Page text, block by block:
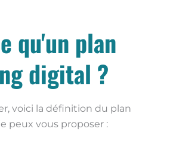
qu'un plan
digital ?
voici la définition du plan
peux vous proposer :